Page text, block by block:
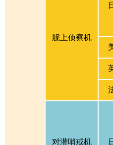
舰上侦察机
对潜哨戒机